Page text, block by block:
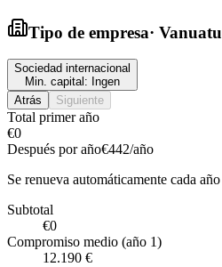
Tipo de empresa· Vanuatu
Sociedad internacional
Min. capital: Ingen
Atrás
Siguiente
Total primer año
€0
Después por año€442/año
Se renueva automáticamente cada año
Subtotal
€0
Compromiso medio (año 1)
12.190 €